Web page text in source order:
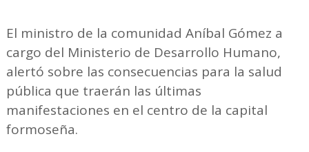
El ministro de la comunidad Aníbal Gómez a
cargo del Ministerio de Desarrollo Humano,
alertó sobre las consecuencias para la salud
pública que traerán las últimas
manifestaciones en el centro de la capital
formoseña.